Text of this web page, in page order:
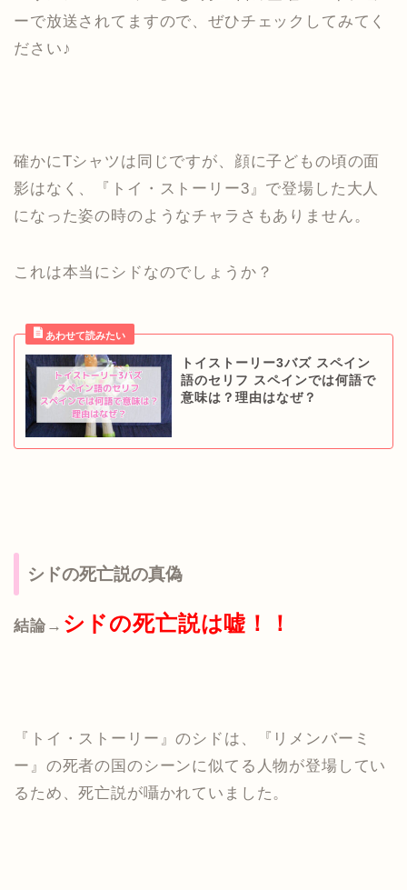
ーで放送されてますので、ぜひチェックしてみてく
ださい♪
確かにTシャツは同じですが、顔に子どもの頃の面
影はなく、『トイ・ストーリー3』で登場した大人
になった姿の時のようなチャラさもありません。
これは本当にシドなのでしょうか？
トイストーリー3バズ スペイン
語のセリフ スペインでは何語で
意味は？理由はなぜ？
シドの死亡説の真偽
結論→ シドの死亡説は嘘！！
『トイ・ストーリー』のシドは、『リメンバーミ
ー』の死者の国のシーンに似てる人物が登場してい
るため、死亡説が囁かれていました。